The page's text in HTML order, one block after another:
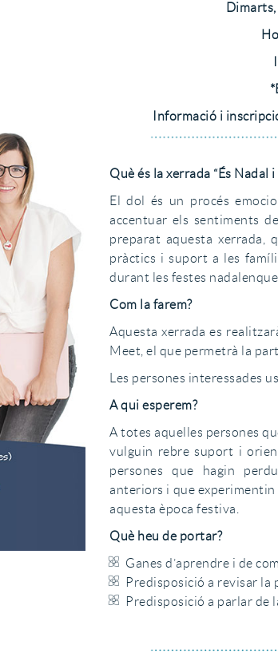
Informació i
Què és la xerrada “És Nadal
El dol és un procés
accentuar els sentiments
preparat aquesta xerrada,
pràctics i suport a les
durant les festes
Com la farem?
Aquesta xerrada es
Meet, el que permetrà la
Les persones interessades
A qui esperem?
A totes aquelles persones
vulguin rebre suport i
persones que hagin
anteriors i que
aquesta època festiva.
Què heu de portar?
Ganes d’aprendre i de
Predisposició a revisar la
Predisposició a parlar de